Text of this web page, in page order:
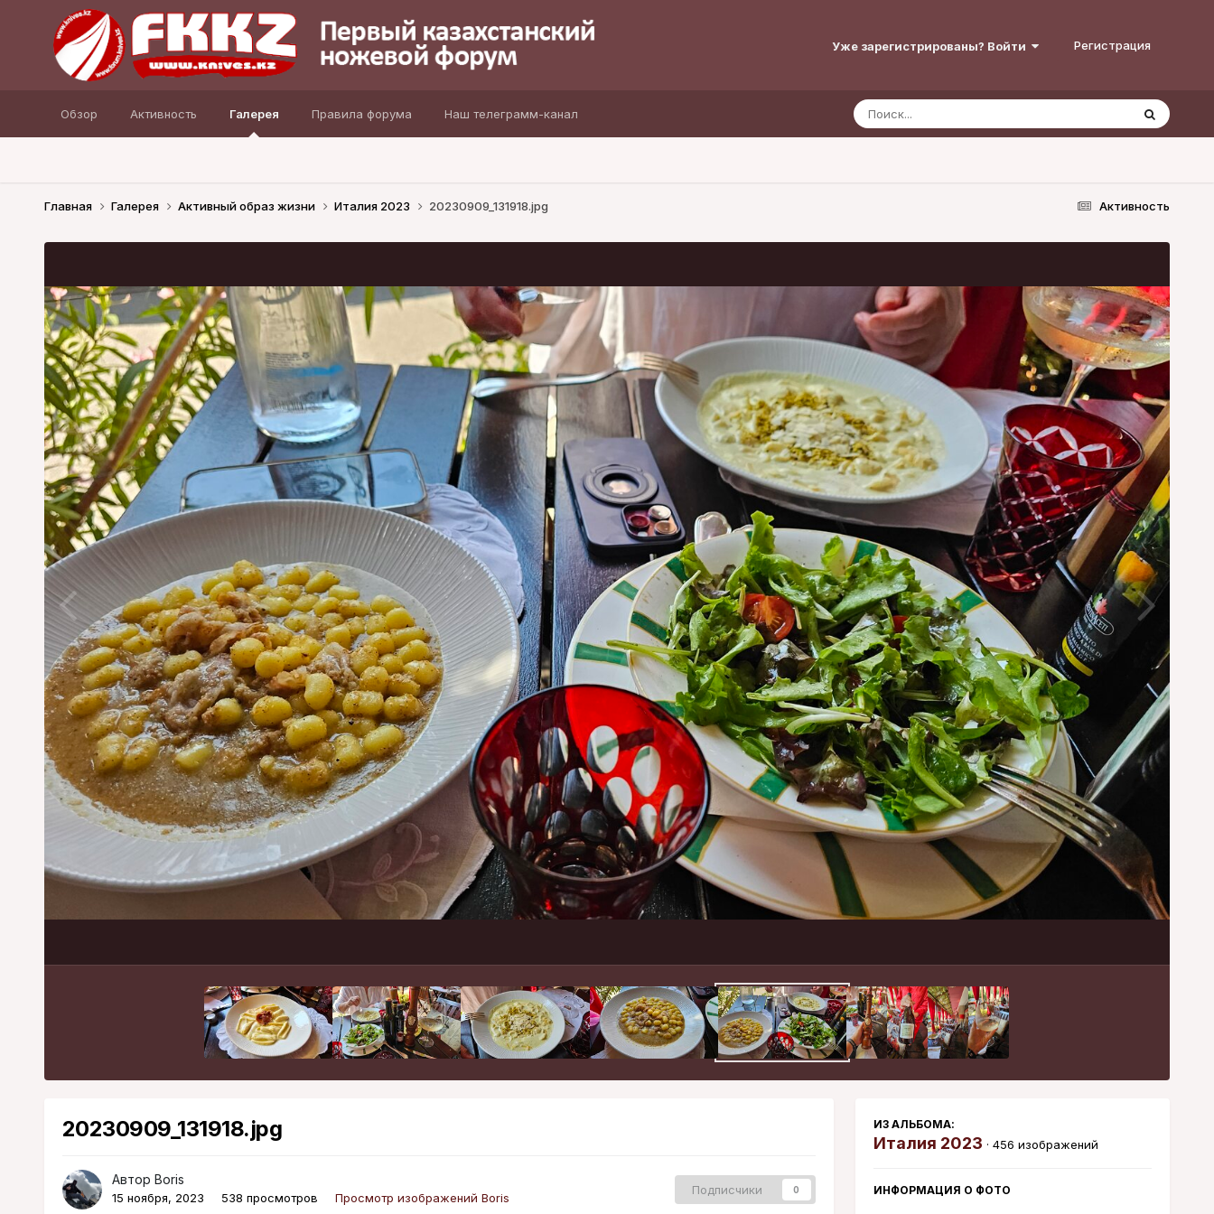
Уже зарегистрированы? Войти Регистрация
Обзор Активность Галерея Правила форума Наш телеграмм-канал
Активность
Главная Галерея Активный образ жизни Италия 2023 20230909_131918.jpg
20230909_131918.jpg
Автор Boris
15 ноября, 2023 538 просмотров Просмотр изображений Boris
Подписчики 0
ИЗ АЛЬБОМА:
Италия 2023 · 456 изображений
ИНФОРМАЦИЯ О ФОТО